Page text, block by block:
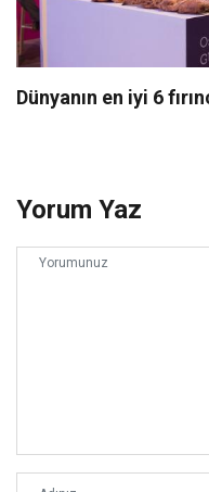
Dünyanın en iyi 6
Yorum Yaz